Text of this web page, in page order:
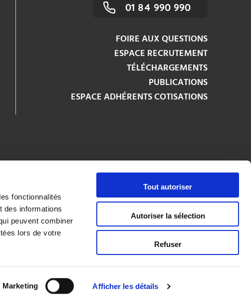
fonctionnalités
des informations
peuvent combiner
lors de votre
Marketing Afficher les détails
Tout autoriser
Autoriser la sélection
Refuser
01 84 990 990
FOIRE AUX QUESTIONS
ESPACE RECRUTEMENT
TÉLÉCHARGEMENTS
PUBLICATIONS
ESPACE ADHÉRENTS COTISATIONS
313 00520 - APE : 6619B | Site réalisé par Brocelia